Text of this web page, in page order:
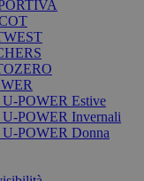
U-POWER Estive
U-POWER Invernali
U-POWER Donna